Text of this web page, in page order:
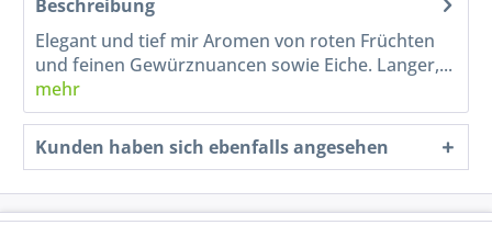
Beschreibung
Elegant und tief mir Aromen von roten Früchten
und feinen Gewürznuancen sowie Eiche. Langer,...
mehr
Kunden haben sich ebenfalls angesehen